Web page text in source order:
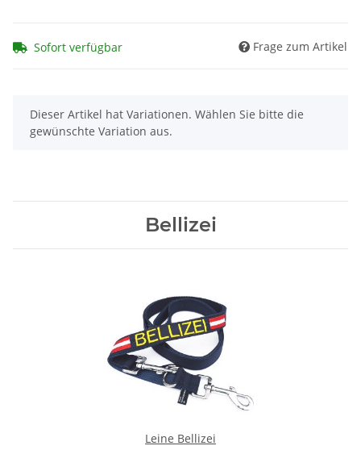
Sofort verfügbar Frage zum Artikel
x
Dieser Artikel hat Variationen. Wählen Sie bitte die
gewünschte Variation aus.
Bellizei
Leine Bellizei